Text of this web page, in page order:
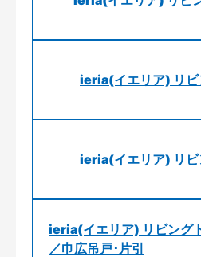
ieria(イエリア) リビ
ieria(イエリア) リビ
ieria(イエリア) リビング
／巾広吊戸･片引